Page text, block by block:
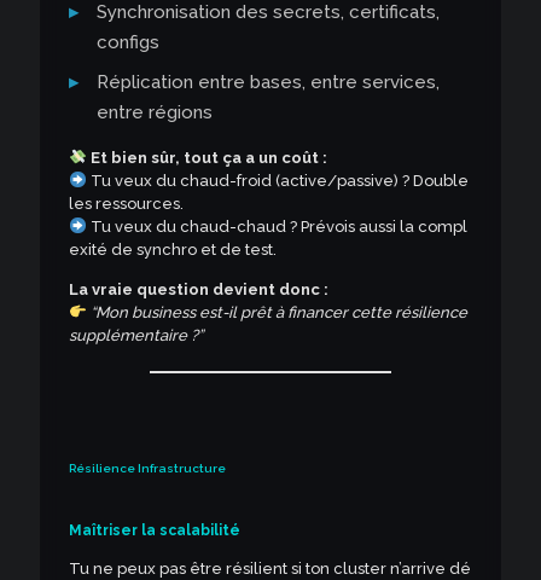
Synchronisation des secrets, certificats,
configs
Réplication entre bases, entre services,
entre régions
Et bien sûr, tout ça a un coût :
Tu veux du chaud-froid (active/passive) ? Double
les ressources.
Tu veux du chaud-chaud ? Prévois aussi la compl
exité de synchro et de test.
La vraie question devient donc :
“Mon business est-il prêt à financer cette résilience
supplémentaire ?”
Résilience Infrastructure
Maîtriser la scalabilité
Tu ne peux pas être résilient si ton cluster n’arrive dé